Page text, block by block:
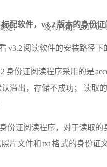
览：- 发布日期：2017-
配软件，v3.2 版本的身份
v3.2 阅读软件的安装路径下
身份证阅读程序采用的是
溢出，存储不成功； 读取
份证阅读程序，对于读取的
片文件和 txt 格 式的身份